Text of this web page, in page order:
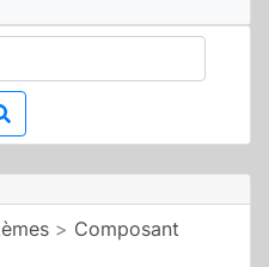
> Composant